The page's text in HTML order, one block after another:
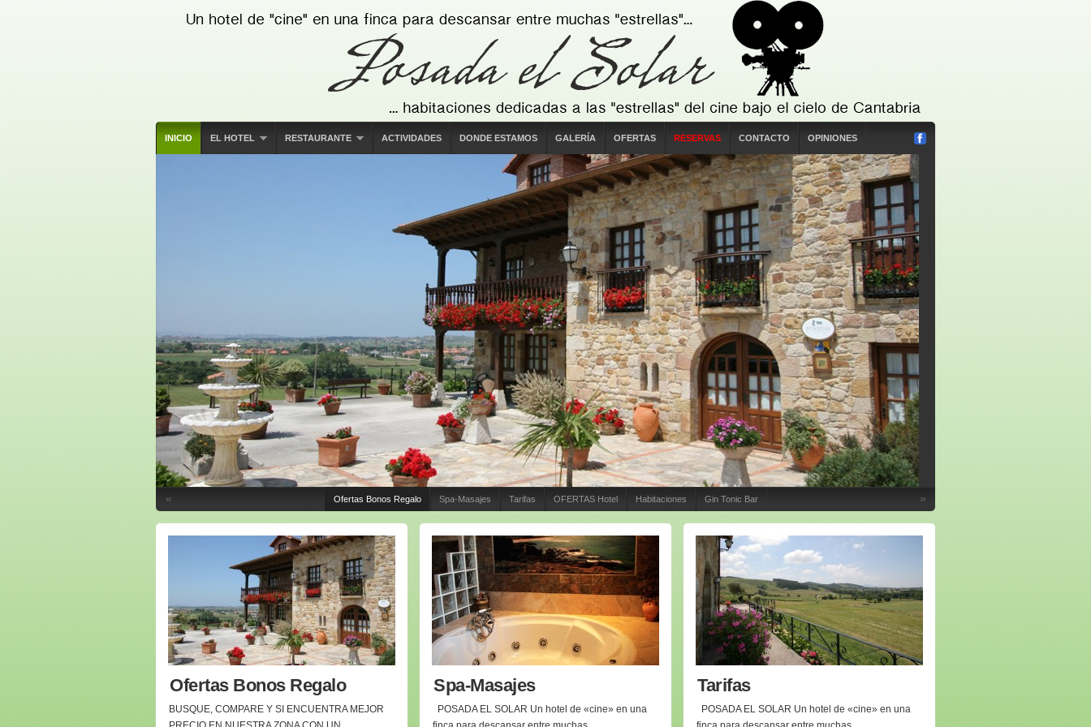
INICIO EL HOTEL RESTAURANTE ACTIVIDADES DONDE ESTAMOS GALERÍA OFERTAS RESERVAS CONTACTO OPINIONES
Ofertas Bonos Regalo Spa-Masajes Tarifas OFERTAS Hotel Habitaciones Gin Tonic Bar
« »
Ofertas Bonos Regalo
BUSQUE, COMPARE Y SI ENCUENTRA MEJOR
Spa-Masajes
POSADA EL SOLAR Un hotel de «cine» en una
Tarifas
POSADA EL SOLAR Un hotel de «cine» en una